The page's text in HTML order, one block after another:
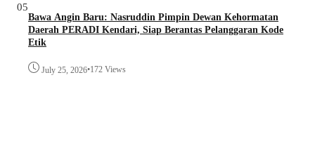
05
Bawa Angin Baru: Nasruddin Pimpin Dewan Kehormatan
Daerah PERADI Kendari, Siap Berantas Pelanggaran Kode
Etik
July 25, 2026•172 Views